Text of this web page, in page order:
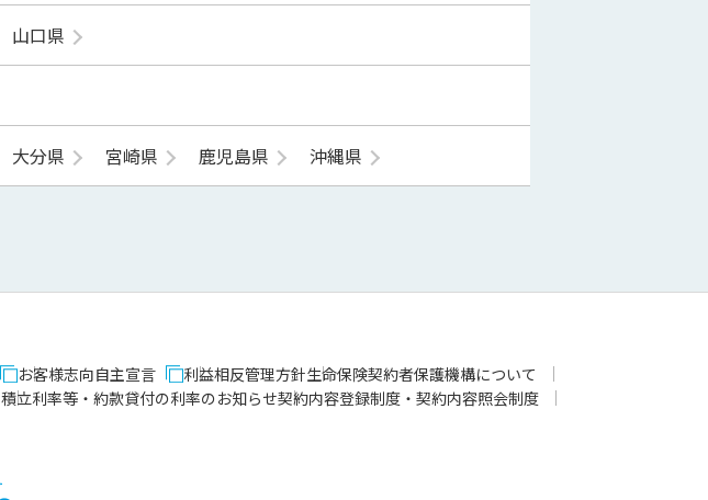
山口県
大分県 宮崎県 鹿児島県 沖縄県
お客様志向自主宣言 利益相反管理方針生命保険契約者保護機構について
積立利率等・約款貸付の利率のお知らせ契約内容登録制度・契約内容照会制度